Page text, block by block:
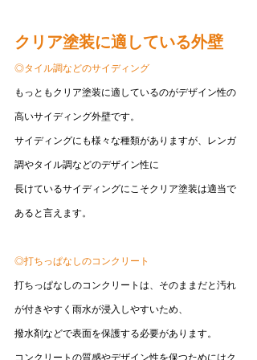
クリア塗装に適している外壁
◎タイル調などのサイディング
もっともクリア塗装に適しているのがデザイン性の
高いサイディング外壁です。
サイディングにも様々な種類がありますが、レンガ
調やタイル調などのデザイン性に
長けているサイディングにこそクリア塗装は適当で
あると言えます。
◎打ちっぱなしのコンクリート
打ちっぱなしのコンクリートは、そのままだと汚れ
が付きやすく雨水が浸入しやすいため、
撥水剤などで表面を保護する必要があります。